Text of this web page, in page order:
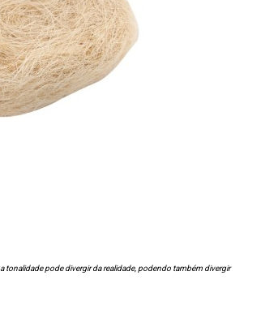
tonalidade pode divergir da realidade, podendo também divergir